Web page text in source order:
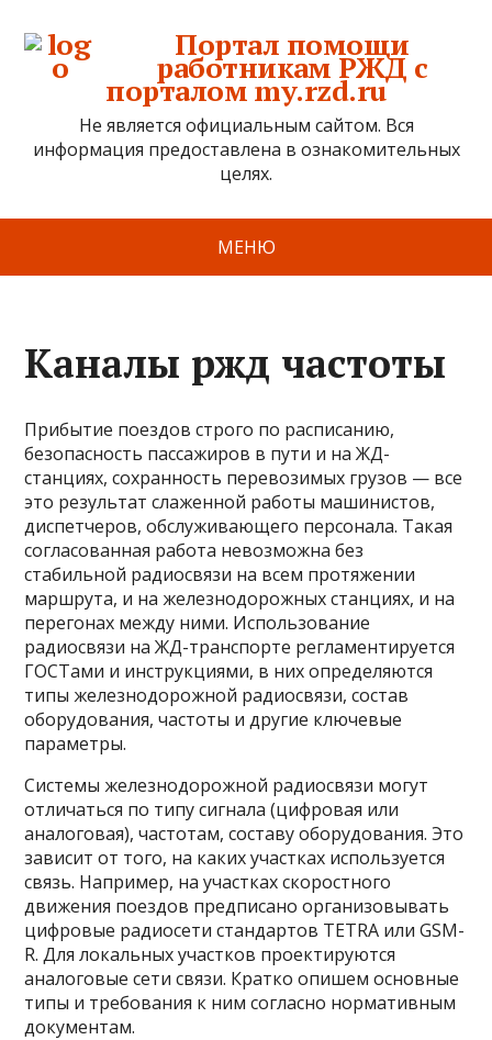
Портал помощи
работникам РЖД с
порталом my.rzd.ru
Не является официальным сайтом. Вся
информация предоставлена в ознакомительных
целях.
МЕНЮ
Каналы ржд частоты
Прибытие поездов строго по расписанию,
безопасность пассажиров в пути и на ЖД-
станциях, сохранность перевозимых грузов — все
это результат слаженной работы машинистов,
диспетчеров, обслуживающего персонала. Такая
согласованная работа невозможна без
стабильной радиосвязи на всем протяжении
маршрута, и на железнодорожных станциях, и на
перегонах между ними. Использование
радиосвязи на ЖД-транспорте регламентируется
ГОСТами и инструкциями, в них определяются
типы железнодорожной радиосвязи, состав
оборудования, частоты и другие ключевые
параметры.
Системы железнодорожной радиосвязи могут
отличаться по типу сигнала (цифровая или
аналоговая), частотам, составу оборудования. Это
зависит от того, на каких участках используется
связь. Например, на участках скоростного
движения поездов предписано организовывать
цифровые радиосети стандартов TETRA или GSM-
R. Для локальных участков проектируются
аналоговые сети связи. Кратко опишем основные
типы и требования к ним согласно нормативным
документам.